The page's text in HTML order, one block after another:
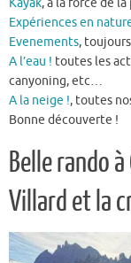
Expériences en
Evenements,
A l’eau ! toutes les
canyoning, etc…
A la neige !, toutes
Bonne découverte !
Belle rando
Villard et la